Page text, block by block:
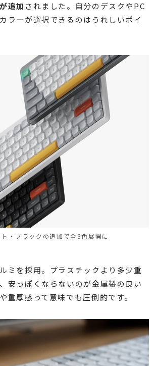
追加 されました。自分のデスクやPC
ラーが選択できるのはうれしいポイ
・ブラックの追加で全3色展開に
ミを採用。プラスチックより多少重
安っぽくならないのが金属製の良い
重厚感って意味でも圧倒的です。